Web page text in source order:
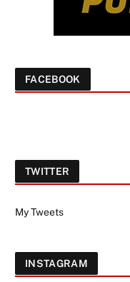
FACEBOOK
TWITTER
My Tweets
INSTAGRAM